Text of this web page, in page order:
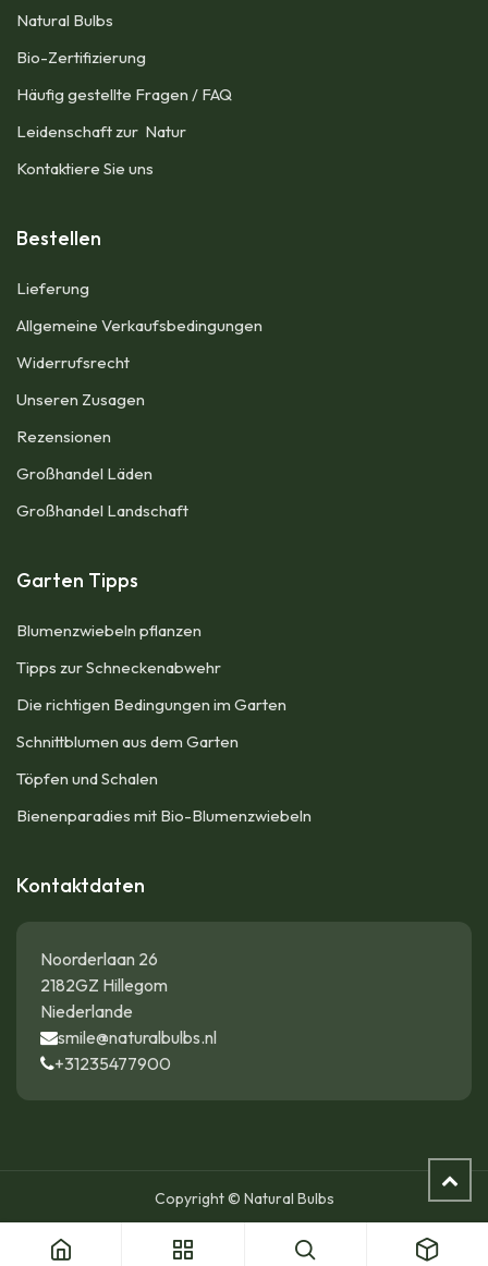
Natural Bulbs
Bio-Zertifizierung
Häufig gestellte Fragen / FAQ
Leidenschaft zur Natur
Kontaktiere Sie uns
Bestellen
Lieferung
Allgemeine Verkaufsbedingungen​
Widerrufsrecht
Unseren Zusagen
Rezensionen​
Großhandel Läden
Großhandel Landschaft
Garten Tipps
Blumenzwiebeln pflanzen
Tipps zur Schneckenabwehr
Die richtigen Bedingungen im Garten
Schnittblumen aus dem Garten
Töpfen und Schalen
Bienenparadies mit Bio-Blumenzwiebeln
Kontaktdaten
Noorderlaan 26
2182GZ Hillegom
Niederlande
smile@naturalbulbs.nl
+31235477900
Copyright © Natural Bulbs